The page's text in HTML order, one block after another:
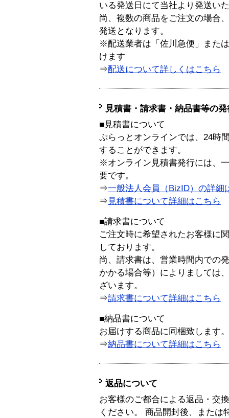
いる発送日にて当社より発送い
尚、複数の商品をご注文の場合
発送となります。
※配送業者は「佐川急便」また
けます
⇒配送について詳しくはこちら
見積書・請求書・納品書等の
■見積書について
ぷらっとオンラインでは、24時
することができます。
※オンライン見積書発行には、
要です。
⇒一般法人会員（BizID）の詳細
⇒ 見積書について詳細はこちら
■請求書について
ご注文時に希望されたお客様に
しております。
尚、請求書は、営業時間内での
かかる場合等）によりましては
ざいます。
⇒請求書について詳細はこちら
■納品書について
お届けする商品に同梱致します。
⇒納品書について詳細はこちら
返品について
お客様のご都合による返品・交
ください。 商品開封後、または